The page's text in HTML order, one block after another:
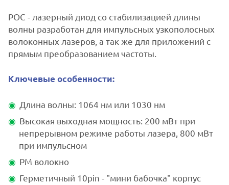
РОС - лазерный диод со стабилизацией длины
волны разработан для импульсных узкополосных
волоконных лазеров, а так же для приложений с
прямым преобразованием частоты.
Ключевые особенности:
Длина волны: 1064 нм или 1030 нм
Высокая выходная мощность: 200 мВт при
непрерывном режиме работы лазера, 800 мВт
при импульсном
РМ волокно
Герметичный 10pin - "мини бабочка" корпус